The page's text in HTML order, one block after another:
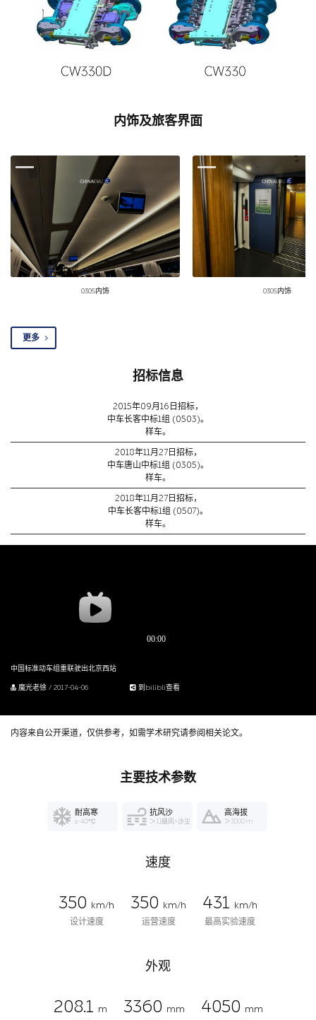
内饰及旅客界面
0305内饰 0305内饰
更多
招标信息
2015年09月16日招标，
中车长客中标1组 (0503)。
样车。
2018年11月27日招标，
中车唐山中标1组 (0305)。
样车。
2018年11月27日招标，
中车长客中标1组 (0507)。
样车。
中国标准动车组重联驶出北京西站
到bilibli查看
魔光老徐 / 2017-04-06
内容来自公开渠道，仅供参考，如需学术研究请参阅相关论文。
主要技术参数
耐高寒
≤-40℃
抗风沙
＞11级风+沙尘
高海拔
＞3000 m
速度
350
km/h
设计速度
350
km/h
运营速度
431
km/h
最高实验速度
外观
208.1 m
3360 mm
4050 mm